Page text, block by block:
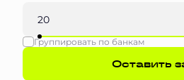
Группировать по банкам
Оставить